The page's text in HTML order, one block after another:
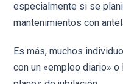
especialmente si se
mantenimientos con
Es más, muchos
con un «empleo diario»